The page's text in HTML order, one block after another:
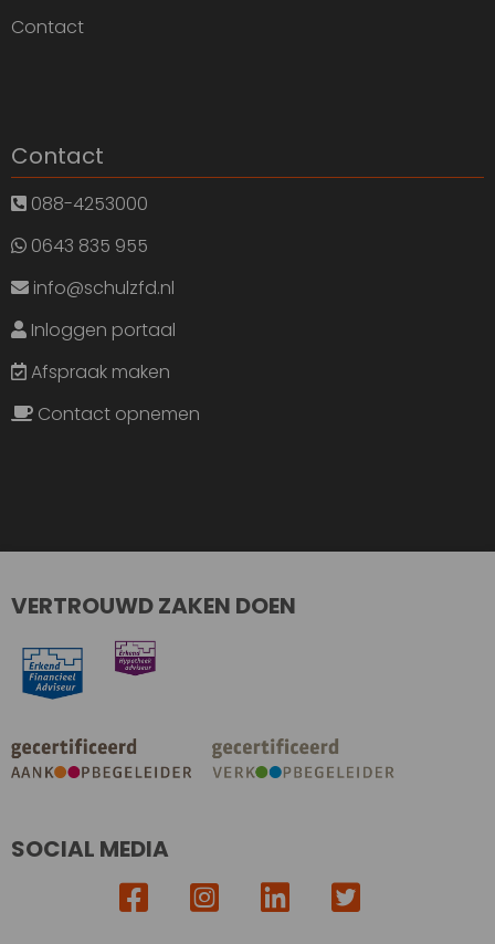
Contact
Contact
088-4253000
0643 835 955
info@schulzfd.nl
Inloggen portaal
Afspraak maken
Contact opnemen
VERTROUWD ZAKEN DOEN
SOCIAL MEDIA